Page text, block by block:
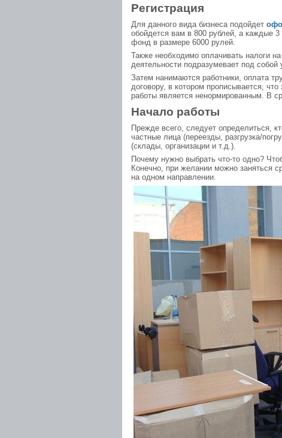
Регистрация
Для данного вида бизнеса подойдет
обойдется вам в 800 рублей, а каждые
фонд в размере 6000 рулей.
Также необходимо оплачивать налоги
деятельности подразумевает под
Затем нанимаются работники, оплата
договору, в котором прописывается, что
работы является ненормированным. В
Начало работы
Прежде всего, следует определиться,
частные лица (переезды, разгрузка/
(склады, организации и т.д.).
Почему нужно выбрать что-то одно?
Конечно, при желании можно заняться
на одном направлении.